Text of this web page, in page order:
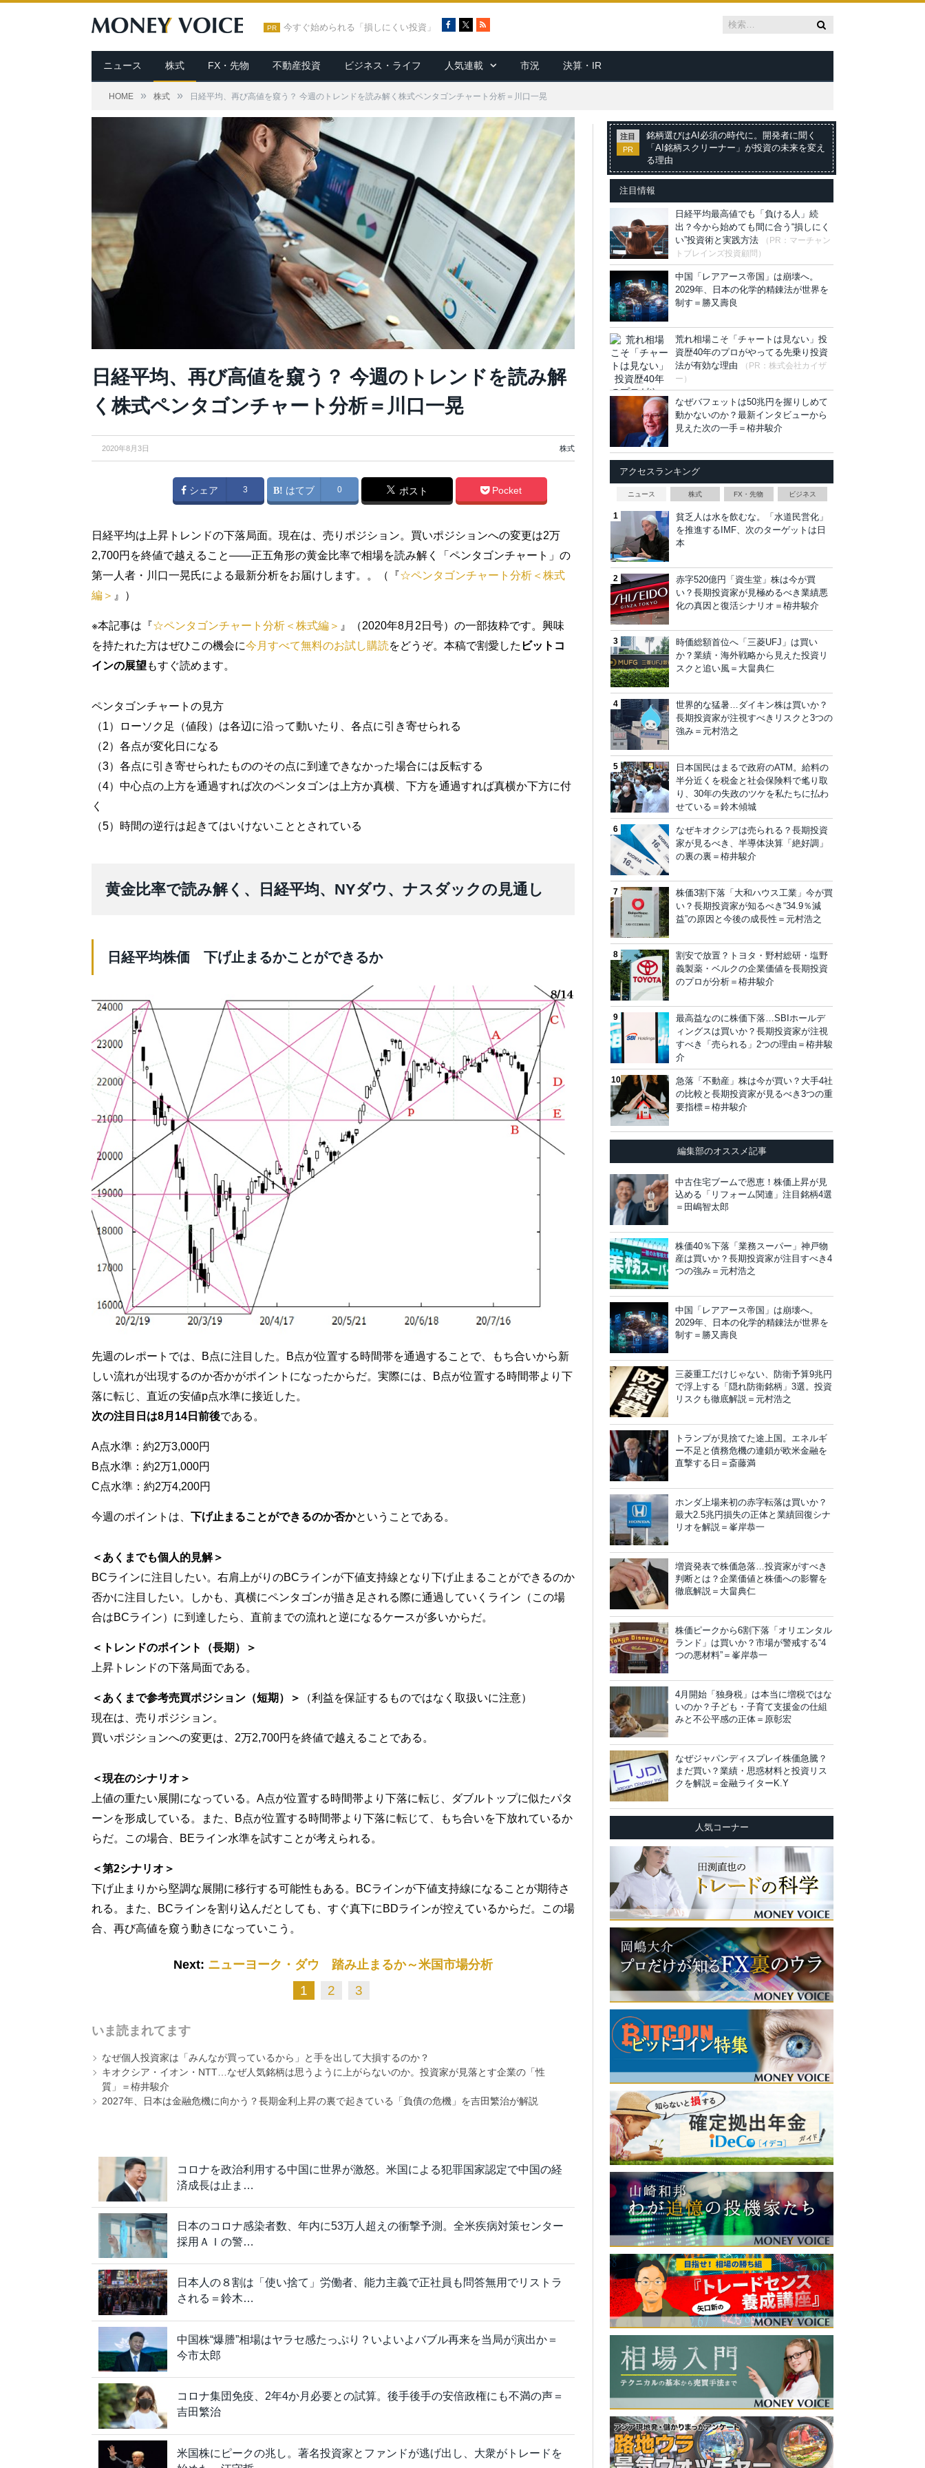
PR 今すぐ始められる「損しにくい投資」
c
e
b
o
R
S
ニュース 株式 FX・先物 不動産投資 ビジネス・ライフ 人気連載 市況 決算・IR
HOME » 株式 » 日経平均、再び高値を窺う？ 今週のトレンドを読み解く株式ペンタゴンチャート分析＝川口一晃
日経平均、再び高値を窺う？ 今週のトレンドを読み解
く株式ペンタゴンチャート分析＝川口一晃
2020年8月3日 株式
シェア 3 はてブ 0 ポスト Pocket
日経平均は上昇トレンドの下落局面。現在は、売りポジション。買いポジションへの変更は2万
2,700円を終値で越えること――正五角形の黄金比率で相場を読み解く「ペンタゴンチャート」の
第一人者・川口一晃氏による最新分析をお届けします。。（『☆ペンタゴンチャート分析＜株式
編＞ 』）
※本記事は『☆ペンタゴンチャート分析＜株式編＞ 』（2020年8月2日号）の一部抜粋です。興味
を持たれた方はぜひこの機会に今月すべて無料のお試し購読をどうぞ。本稿で割愛した ビットコ
インの展望もすぐ読めます。
ペンタゴンチャートの見方
（1）ローソク足（値段）は各辺に沿って動いたり、各点に引き寄せられる
（2）各点が変化日になる
（3）各点に引き寄せられたもののその点に到達できなかった場合には反転する
（4）中心点の上方を通過すれば次のペンタゴンは上方か真横、下方を通過すれば真横か下方に付
く
（5）時間の逆行は起きてはいけないこととされている
黄金比率で読み解く、日経平均、NYダウ、ナスダックの見通し
日経平均株価 下げ止まるかことができるか
先週のレポートでは、B点に注目した。B点が位置する時間帯を通過することで、もち合いから新
しい流れが出現するのか否かがポイントになったからだ。実際には、B点が位置する時間帯より下
落に転じ、直近の安値p点水準に接近した。
次の注目日は8月14日前後である。
A点水準：約2万3,000円
B点水準：約2万1,000円
C点水準：約2万4,200円
今週のポイントは、 下げ止まることができるのか否かということである。
＜あくまでも個人的見解＞
BCラインに注目したい。右肩上がりのBCラインが下値支持線となり下げ止まることができるのか
否かに注目したい。しかも、真横にペンタゴンが描き足される際に通過していくライン（この場
合はBCライン）に到達したら、直前までの流れと逆になるケースが多いからだ。
＜トレンドのポイント（長期）＞
上昇トレンドの下落局面である。
＜あくまで参考売買ポジション（短期）＞
（利益を保証するものではなく取扱いに注意）
現在は、売りポジション。
買いポジションへの変更は、2万2,700円を終値で越えることである。
＜現在のシナリオ＞
上値の重たい展開になっている。A点が位置する時間帯より下落に転じ、ダブルトップに似たパタ
ーンを形成している。また、B点が位置する時間帯より下落に転じて、もち合いを下放れているか
らだ。この場合、BEライン水準を試すことが考えられる。
＜第2シナリオ＞
下げ止まりから堅調な展開に移行する可能性もある。BCラインが下値支持線になることが期待さ
れる。また、BCラインを割り込んだとしても、すぐ真下にBDラインが控えているからだ。この場
合、再び高値を窺う動きになっていこう。
Next: ニューヨーク・ダウ 踏み止まるか～米国市場分析
1 2 3
いま読まれてます
なぜ個人投資家は「みんなが買っているから」と手を出して大損するのか？
キオクシア・イオン・NTT…なぜ人気銘柄は思うように上がらないのか。投資家が見落とす企業の「性
質」＝栫井駿介
2027年、日本は金融危機に向かう？長期金利上昇の裏で起きている「負債の危機」を吉田繁治が解説
コロナを政治利用する中国に世界が激怒。米国による犯罪国家認定で中国の経
済成長は止ま…
日本のコロナ感染者数、年内に53万人超えの衝撃予測。全米疾病対策センター
採用ＡＩの警…
日本人の８割は「使い捨て」労働者、能力主義で正社員も問答無用でリストラ
される＝鈴木…
中国株“爆謄”相場はヤラセ感たっぷり？いよいよバブル再来を当局が演出か＝
今市太郎
コロナ集団免疫、2年4か月必要との試算。後手後手の安倍政権にも不満の声＝
吉田繁治
米国株にピークの兆し。著名投資家とファンドが逃げ出し、大衆がトレードを
注目
PR
銘柄選びはAI必須の時代に。開発者に聞く
「AI銘柄スクリーナー」が投資の未来を変え
る理由
注目情報
日経平均最高値でも「負ける人」続
出？今から始めても間に合う“損しにく
い”投資術と実践方法
（PR：マーチャン
トブレインズ投資顧問）
中国「レアアース帝国」は崩壊へ。
2029年、日本の化学的精錬法が世界を
制す＝勝又壽良
荒れ相場こそ「チャートは見ない」投
資歴40年のプロがやってる先乗り投資
法が有効な理由
（PR：株式会社カイザ
ー）
なぜバフェットは50兆円を握りしめて
動かないのか？最新インタビューから
見えた次の一手＝栫井駿介
アクセスランキング
ニュース 株式 FX・先物 ビジネス
貧乏人は水を飲むな。「水道民営化」
を推進するIMF、次のターゲットは日
本
赤字520億円「資生堂」株は今が買
い？長期投資家が見極めるべき業績悪
化の真因と復活シナリオ＝栫井駿介
時価総額首位へ「三菱UFJ」は買い
か？業績・海外戦略から見えた投資リ
スクと追い風＝大畠典仁
世界的な猛暑…ダイキン株は買いか？
長期投資家が注視すべきリスクと3つの
強み＝元村浩之
日本国民はまるで政府のATM。給料の
半分近くを税金と社会保険料で毟り取
り、30年の失政のツケを私たちに払わ
せている＝鈴木傾城
なぜキオクシアは売られる？長期投資
家が見るべき、半導体決算「絶好調」
の裏の裏＝栫井駿介
株価3割下落「大和ハウス工業」今が買
い？長期投資家が知るべき“34.9％減
益”の原因と今後の成長性＝元村浩之
割安で放置？トヨタ・野村総研・塩野
義製薬・ベルクの企業価値を長期投資
のプロが分析＝栫井駿介
最高益なのに株価下落…SBIホールデ
ィングスは買いか？長期投資家が注視
すべき「売られる」2つの理由＝栫井駿
介
急落「不動産」株は今が買い？大手4社
の比較と長期投資家が見るべき3つの重
要指標＝栫井駿介
編集部のオススメ記事
中古住宅ブームで恩恵！株価上昇が見
込める「リフォーム関連」注目銘柄4選
＝田嶋智太郎
株価40％下落「業務スーパー」神戸物
産は買いか？長期投資家が注目すべき4
つの強み＝元村浩之
中国「レアアース帝国」は崩壊へ。
2029年、日本の化学的精錬法が世界を
制す＝勝又壽良
三菱重工だけじゃない、防衛予算9兆円
で浮上する「隠れ防衛銘柄」3選。投資
リスクも徹底解説＝元村浩之
トランプが見捨てた途上国。エネルギ
ー不足と債務危機の連鎖が欧米金融を
直撃する日＝斎藤満
ホンダ上場来初の赤字転落は買いか？
最大2.5兆円損失の正体と業績回復シナ
リオを解説＝峯岸恭一
増資発表で株価急落…投資家がすべき
判断とは？企業価値と株価への影響を
徹底解説＝大畠典仁
株価ピークから6割下落「オリエンタル
ランド」は買いか？市場が警戒する“4
つの悪材料”＝峯岸恭一
4月開始「独身税」は本当に増税ではな
いのか？子ども・子育て支援金の仕組
みと不公平感の正体＝原彰宏
なぜジャパンディスプレイ株価急騰？
まだ買い？業績・思惑材料と投資リス
クを解説＝金融ライターK.Y
人気コーナー